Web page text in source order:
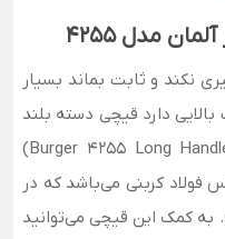
مدل 4255
نکند و ثابت بماند بسیار
دارد قیچی دسته بلند
برگر آلمان مدل 4255 (Burger 4255 Long Handle Scissors)
فولاد کربنی می‌باشد که در
به کمک این قیچی می‌توانید